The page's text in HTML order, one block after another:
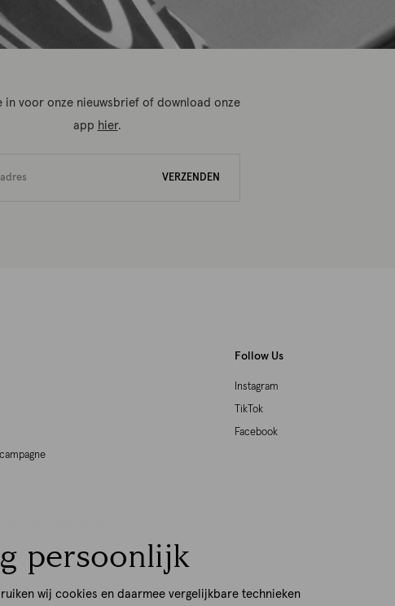
persoonlijk
wij cookies en daarmee vergelijkbare technieken
in voor onze nieuwsbrief of download onze
app hier.
VERZENDEN
App
Follow Us
Instagram
TikTok
Facebook